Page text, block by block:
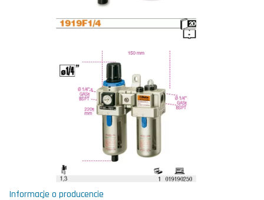
Informacje o producencie